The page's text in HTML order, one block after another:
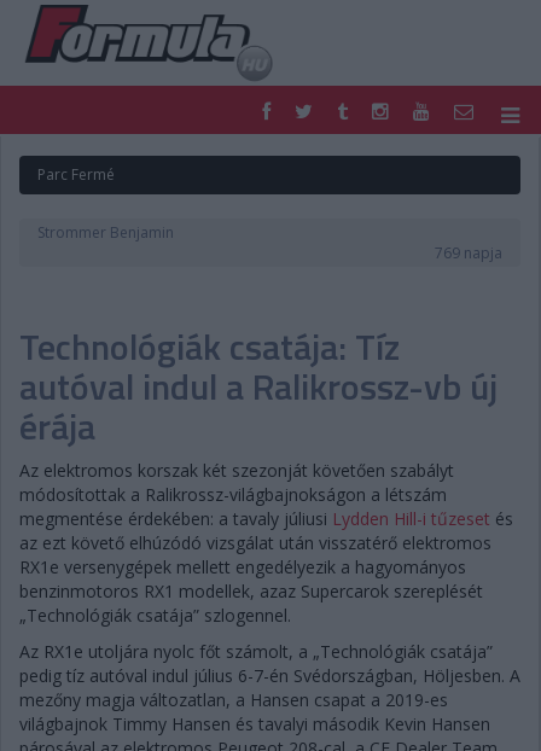
FORMULA
MOTOR
NEMZETKÖZI
DIGITÁLIS MAGAZIN
PONTÁLLÁSOK
VERSENYNAPTÁRAK
Parc Fermé
Strommer Benjamin
769 napja
Technológiák csatája: Tíz
autóval indul a Ralikrossz-vb új
érája
Az elektromos korszak két szezonját követően szabályt
módosítottak a Ralikrossz-világbajnokságon a létszám
megmentése érdekében: a tavaly júliusi Lydden Hill-i tűzeset és
az ezt követő elhúzódó vizsgálat után visszatérő elektromos
RX1e versenygépek mellett engedélyezik a hagyományos
benzinmotoros RX1 modellek, azaz Supercarok szereplését
„Technológiák csatája” szlogennel.
Az RX1e utoljára nyolc főt számolt, a „Technológiák csatája”
pedig tíz autóval indul július 6-7-én Svédországban, Höljesben. A
mezőny magja változatlan, a Hansen csapat a 2019-es
világbajnok Timmy Hansen és tavalyi második Kevin Hansen